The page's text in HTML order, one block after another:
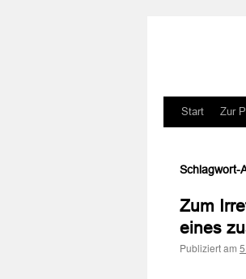
Zum
springen
Start Zur
Schlagwort-
Zum
eines
Publiziert am